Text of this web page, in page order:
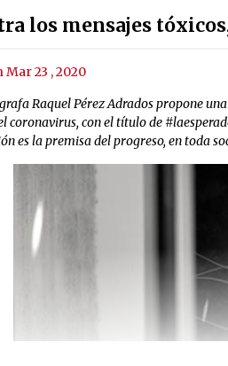
los mensajes
Mar 23 , 2020
Raquel Pérez Adrados propone
coronavirus, con el título de
es la premisa del progreso, en toda